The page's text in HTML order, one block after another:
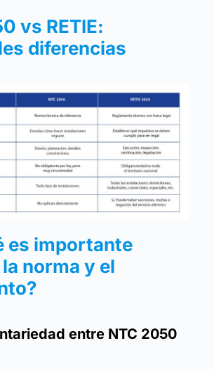
vs RETIE:
diferencias
es importante
norma y el
entre NTC 2050